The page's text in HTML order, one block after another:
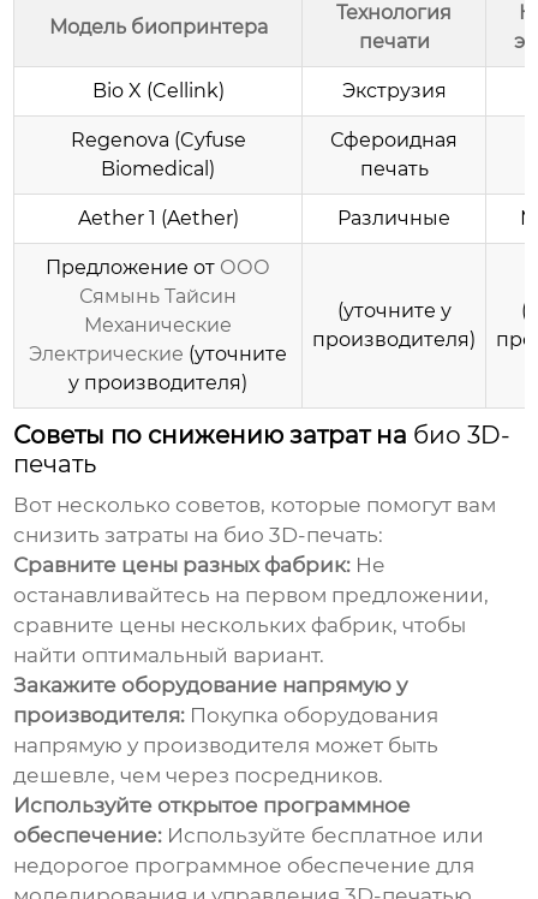
Модель биопринтера
Технология
печати
Bio X (Cellink) Экструзия
Regenova (Cyfuse
Biomedical)
Сфероидная
печать
Aether 1 (Aether) Различные
Предложение от ООО
Сямынь Тайсин
Механические
Электрические (уточните
у производителя)
(уточните у
производителя)
Советы по снижению затрат на био 3D-
печать
Вот несколько советов, которые помогут вам
снизить затраты на био 3D-печать:
Сравните цены разных фабрик: Не
останавливайтесь на первом предложении,
сравните цены нескольких фабрик, чтобы
найти оптимальный вариант.
Закажите оборудование напрямую у
производителя: Покупка оборудования
напрямую у производителя может быть
дешевле, чем через посредников.
Используйте открытое программное
обеспечение: Используйте бесплатное или
недорогое программное обеспечение для